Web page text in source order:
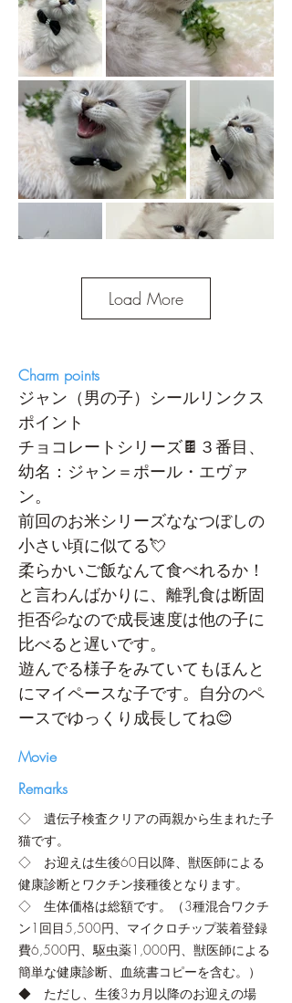
Load More
Charm points
ジャン（男の子）シールリンクス
ポイント
チョコレートシリーズ🍫３番目、
幼名：ジャン＝ポール・エヴァ
ン。
前回のお米シリーズななつぼしの
小さい頃に似てる💘
柔らかいご飯なんて食べれるか！
と言わんばかりに、離乳食は断固
拒否💦なので成長速度は他の子に
比べると遅いです。
遊んでる様子をみていてもほんと
にマイペースな子です。自分のペ
ースでゆっくり成長してね😊
​Movie
Remarks
◇ 遺伝子検査クリアの両親から生まれた子
猫です。
◇ お迎えは生後60日以降、獣医師による
健康診断とワクチン接種後となります。
◇ 生体価格は総額です。（3種混合ワクチ
ン1回目5,500円、マイクロチップ装着登録
費6,500円、駆虫薬1,000円、獣医師による
簡単な健康診断、血統書コピーを含む。）
◆ ただし、生後3カ月以降のお迎えの場